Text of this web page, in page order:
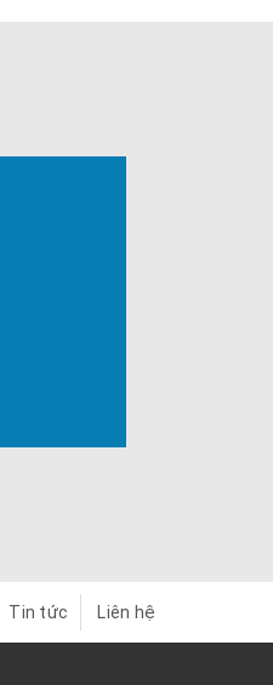
Tin tức Liên hệ